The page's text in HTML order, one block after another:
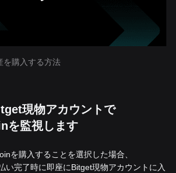
を購入する方法
現物アカウントで
を監視します
を購入することを選択した場合、
い完了時に即座にBitget現物アカウントに入